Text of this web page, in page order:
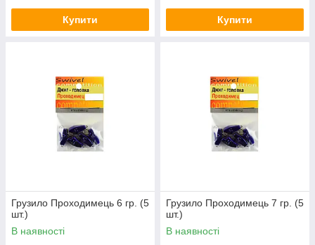
Купити Купити
Грузило Проходимець 6 гр. (5
шт.)
В наявності
Грузило Проходимець 7 гр. (5
шт.)
В наявності